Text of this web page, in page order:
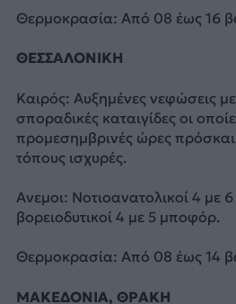
Θερμοκρασία: Από 08 έως 16
ΘΕΣΣΑΛΟΝΙΚΗ
Καιρός: Αυξημένες νεφώσεις
σποραδικές καταιγίδες οι
προμεσημβρινές ώρες
τόπους ισχυρές.
Ανεμοι: Νοτιοανατολικοί 4 με
βορειοδυτικοί 4 με 5 μποφόρ.
Θερμοκρασία: Από 08 έως 14
ΜΑΚΕΔΟΝΙΑ, ΘΡΑΚΗ